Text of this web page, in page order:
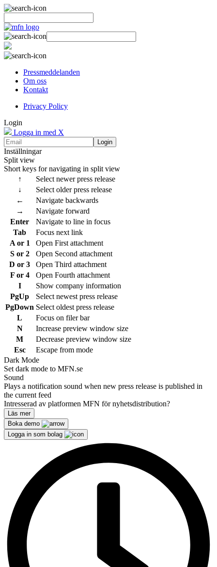
Pressmeddelanden
Om oss
Kontakt
Privacy Policy
Login
Logga in med X
Login
Inställningar
Split view
Short keys for navigating in split view
↑
Select newer press release
↓
Select older press release
←
Navigate backwards
→
Navigate forward
Enter
Navigate to line in focus
Tab
Focus next link
A or 1
Open First attachment
S or 2
Open Second attachment
D or 3
Open Third attachment
F or 4
Open Fourth attachment
I
Show company information
PgUp
Select newest press release
PgDown Select oldest press release
L
Focus on filer bar
N
Increase preview window size
M
Decrease preview window size
Esc
Escape from mode
Dark Mode
Set dark mode to MFN.se
Sound
Plays a notification sound when new press release is published in
the current feed
Intresserad av platformen MFN för nyhetsdistribution?
Läs mer
Boka demo
Logga in som bolag